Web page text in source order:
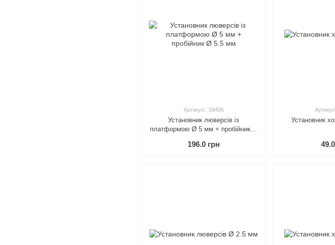
Артикул: .59406
Установник люверсів із
платформою Ø 5 мм + пробійник Ø
196.0 грн
Установник